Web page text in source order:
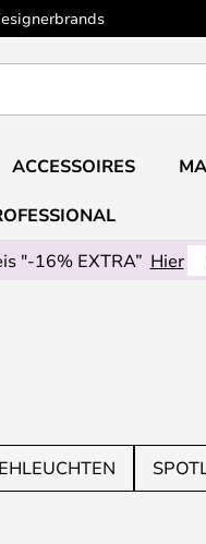
ACCESSOIRES
"-16% EXTRA” Hier